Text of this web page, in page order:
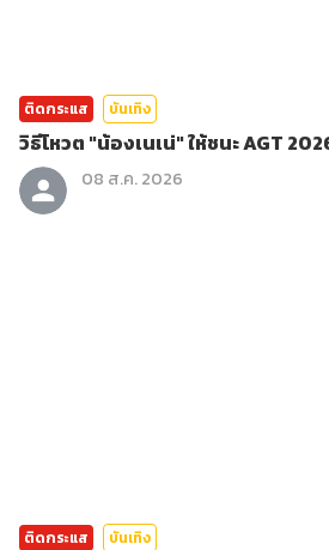
ติดกระแส บันเทิง
วิธีโหวต "น้องเนเน่" ให้ชนะ AGT
08 ส.ค. 2026
ติดกระแส บันเทิง